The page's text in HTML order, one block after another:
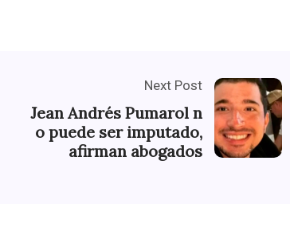
Next Post
Jean Andrés Pumarol n
o puede ser imputado,
afirman abogados